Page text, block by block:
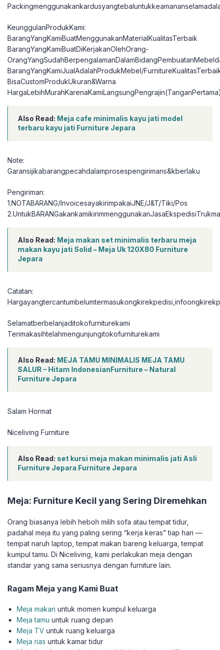
KeunggulanProdukKami:
BarangYangKamiBuatMenggunakanMaterialKualitasTerbaik
BarangYangKamiBuatDiKerjakanOlehOrang-
BarangYangKamiJualAdalahProdukMebel/
BisaCustomProdukUkuran&Warna
Also Read: Meja cafe minimalis kayu jati model
terbaru kayu jati Furniture Jepara
Note:
Garansijikabarangpecahdalamprosespengirimans&kberlaku
Pengiriman:
1.NOTABARANG/InvoicesayakirimpakaiJNE/J&T/Tiki/Pos
Also Read: Meja makan set minimalis terbaru meja
makan kayu jati Solid – Meja Uk 120X80 Furniture
Jepara
Catatan:
Selamatberbelanjaditokofurniturekami
Terimakasihtelahmengunjungitokofurniturekami
Also Read: MEJA TAMU MINIMALIS MEJA TAMU
SALUR – Hitam IndonesianFurniture – Natural
Furniture Jepara
Salam Hormat
Niceliving Furniture
Also Read: set kursi meja makan minimalis jati Asli
Furniture Jepara Furniture Jepara
Meja: Furniture Kecil yang Sering Diremehkan
Orang biasanya lebih heboh milih sofa atau tempat tidur,
padahal meja itu yang paling sering “kerja keras” tiap hari —
tempat naruh laptop, tempat makan bareng keluarga, tempat
kumpul tamu. Di Niceliving, kami perlakukan meja dengan
standar yang sama seriusnya dengan furniture lain.
Ragam Meja yang Kami Buat
Meja makan untuk momen kumpul keluarga
Meja tamu untuk ruang depan
Meja TV untuk ruang keluarga
Meja rias untuk kamar tidur